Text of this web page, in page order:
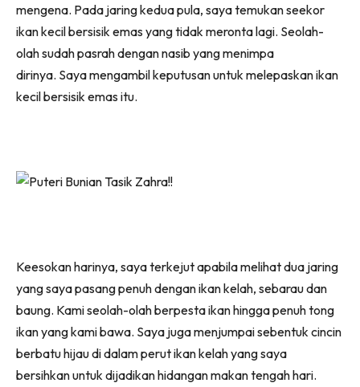
mengena. Pada jaring kedua pula, saya temukan seekor
ikan kecil bersisik emas yang tidak meronta lagi. Seolah-
olah sudah pasrah dengan nasib yang menimpa
dirinya. Saya mengambil keputusan untuk melepaskan ikan
kecil bersisik emas itu.
Keesokan harinya, saya terkejut apabila melihat dua jaring
yang saya pasang penuh dengan ikan kelah, sebarau dan
baung. Kami seolah-olah berpesta ikan hingga penuh tong
ikan yang kami bawa. Saya juga menjumpai sebentuk cincin
berbatu hijau di dalam perut ikan kelah yang saya
bersihkan untuk dijadikan hidangan makan tengah hari.